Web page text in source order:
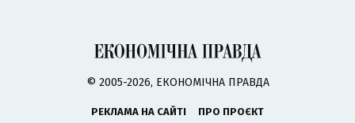
© 2005-2026, ЕКОНОМІЧНА ПРАВДА
РЕКЛАМА НА САЙТІ
ПРО ПРОЄКТ